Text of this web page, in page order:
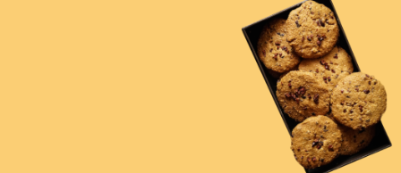
Zlatá kolekcia
slovenského
profesionálneho
divadla
Divadelné prechádzky
Prítomnosť divadelnej